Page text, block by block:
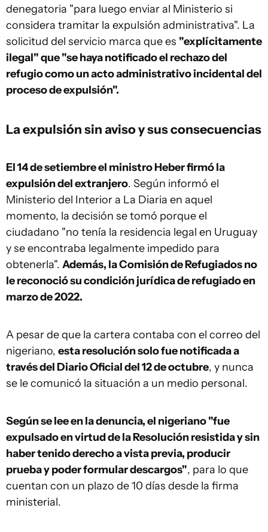
denegatoria "para luego enviar al Ministerio si
considera tramitar la expulsión administrativa". La
solicitud del servicio marca que es "explícitamente
ilegal" que "se haya notificado el rechazo del
refugio como un acto administrativo incidental del
proceso de expulsión".
La expulsión sin aviso y sus consecuencias
El 14 de setiembre el ministro Heber firmó la
expulsión del extranjero. Según informó el
Ministerio del Interior a La Diaria en aquel
momento, la decisión se tomó porque el
ciudadano "no tenía la residencia legal en Uruguay
y se encontraba legalmente impedido para
obtenerla". Además, la Comisión de Refugiados no
le reconoció su condición jurídica de refugiado en
marzo de 2022.
A pesar de que la cartera contaba con el correo del
nigeriano, esta resolución solo fue notificada a
través del Diario Oficial del 12 de octubre, y nunca
se le comunicó la situación a un medio personal.
Según se lee en la denuncia, el nigeriano "fue
expulsado en virtud de la Resolución resistida y sin
haber tenido derecho a vista previa, producir
prueba y poder formular descargos", para lo que
cuentan con un plazo de 10 días desde la firma
ministerial.